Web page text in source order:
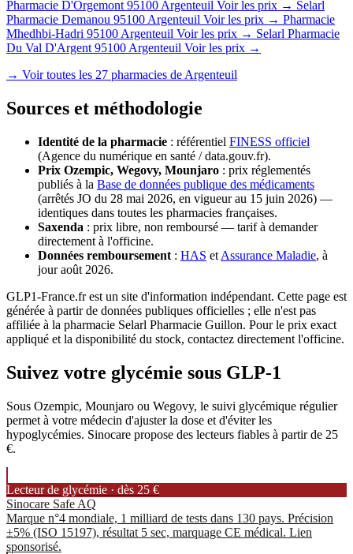
Pharmacie D'Orgemont 95100 Argenteuil Voir les prix → Selarl
Pharmacie Demanou 95100 Argenteuil Voir les prix → Pharmacie
Mhedhbi-Hadri 95100 Argenteuil Voir les prix → Selarl Pharmacie
Du Val D'Argent 95100 Argenteuil Voir les prix →
→ Voir toutes les 27 pharmacies de Argenteuil
Sources et méthodologie
Identité de la pharmacie : référentiel FINESS officiel
(Agence du numérique en santé / data.gouv.fr).
Prix Ozempic, Wegovy, Mounjaro : prix réglementés
publiés à la Base de données publique des médicaments
(arrêtés JO du 28 mai 2026, en vigueur au 15 juin 2026) —
identiques dans toutes les pharmacies françaises.
Saxenda : prix libre, non remboursé — tarif à demander
directement à l'officine.
Données remboursement : HAS et Assurance Maladie, à
jour août 2026.
GLP1-France.fr est un site d'information indépendant. Cette page est
générée à partir de données publiques officielles ; elle n'est pas
affiliée à la pharmacie Selarl Pharmacie Guillon. Pour le prix exact
appliqué et la disponibilité du stock, contactez directement l'officine.
Suivez votre glycémie sous GLP-1
Sous Ozempic, Mounjaro ou Wegovy, le suivi glycémique régulier
permet à votre médecin d'ajuster la dose et d'éviter les
hypoglycémies. Sinocare propose des lecteurs fiables à partir de 25
€.
Lecteur de glycémie · dès 25 €
Sinocare Safe AQ
Marque n°4 mondiale, 1 milliard de tests dans 130 pays. Précision
±5% (ISO 15197), résultat 5 sec, marquage CE médical. Lien
sponsorisé.